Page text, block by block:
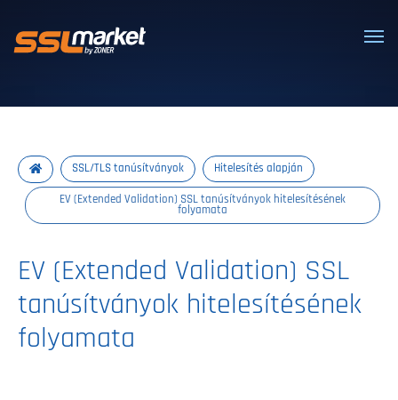
Megbízható SSL/TLS tanúsítványok
SSL/TLS tanúsítványok Hitelesítés alapján
EV (Extended Validation) SSL tanúsítványok hitelesítésének
folyamata
EV (Extended Validation) SSL
tanúsítványok hitelesítésének
folyamata